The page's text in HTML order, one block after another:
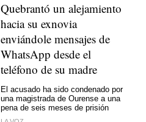
Quebrantó un alejamiento
hacia su exnovia
enviándole mensajes de
WhatsApp desde el
teléfono de su madre
El acusado ha sido condenado por
una magistrada de Ourense a una
pena de seis meses de prisión